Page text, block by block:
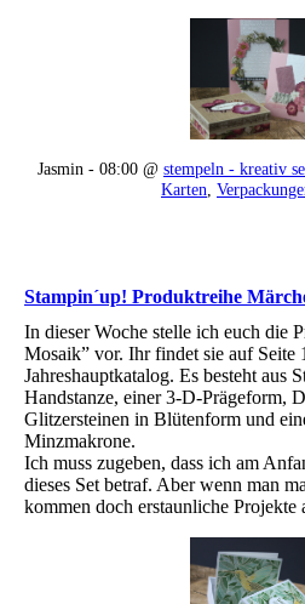
Jasmin - 08:00 @ stempeln - kreativ
Karten
Stampin´up! Produktreihe
In dieser Woche stelle ich euch die
Mosaik” vor. Ihr findet sie auf Seite
Jahreshauptkatalog. Es besteht aus
Handstanze, einer 3-D-Prägeform,
Glitzersteinen in Blütenform und
Minzmakrone.
Ich muss zugeben, dass ich am
dieses Set betraf. Aber wenn man
kommen doch erstaunliche